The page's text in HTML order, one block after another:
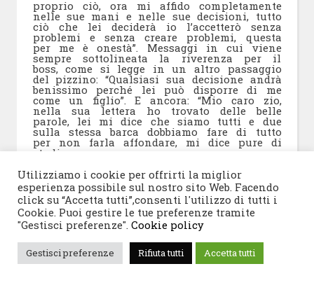
proprio ciò, ora mi affido completamente
nelle sue mani e nelle sue decisioni, tutto
ciò che lei deciderà io l’accetterò senza
problemi e senza creare problemi, questa
per me è onestà”. Messaggi in cui viene
sempre sottolineata la riverenza per il
boss, come si legge in un altro passaggio
del pizzino: “Qualsiasi sua decisione andrà
benissimo perché lei può disporre di me
come un figlio”. E ancora: “Mio caro zio,
nella sua lettera ho trovato delle belle
parole, lei mi dice che siamo tutti e due
sulla stessa barca dobbiamo fare di tutto
per non farla affondare, mi dice pure di
studiare come superare per non essere
immensamente di questa fiducia che mi
dà, posso dirle che io mi affido nelle sue
mani, quello che fa lei per me è ben fatto
e se fa lei possiamo solo essere
apprezzati”.
Nello stesso pizzino, rispondendo a una
richiesta di Provenzano, Messina Denaro
spiegava: ‘’Purtroppo non posso aiutarla
Utilizziamo i cookie per offrirti la miglior
esperienza possibile sul nostro sito Web. Facendo
click su “Accetta tutti”,consenti l'utilizzo di tutti i
Cookie. Puoi gestire le tue preferenze tramite
"Gestisci preferenze". Cookie policy
Gestisci preferenze Rifiuta tutti Accetta tutti